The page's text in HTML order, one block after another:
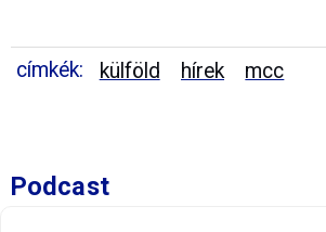
címkék: külföld hírek mcc
Podcast